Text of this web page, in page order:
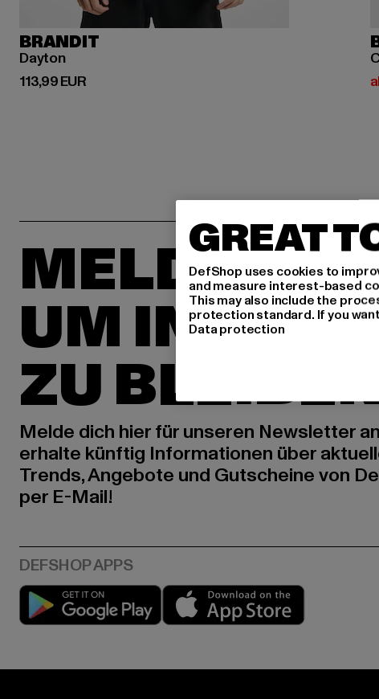
BRANDIT
Dayton
113,99 EUR
Derzeitiger Preis: 113,99 EUR
MELDE
UM
ZU
Melde dich hier für unseren Newsletter
erhalte künftig Informationen über
Trends, Angebote und Gutscheine von
per E-Mail!
Play market
GREAT
DefShop uses cookies to
and measure interest-based
This may also include the
protection standard. If you
Data protection